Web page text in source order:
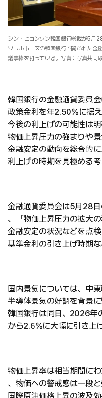
シン・ヒョンソン韓国銀行総裁が5月28
ソウル市中区の韓国銀行で開かれた金
議事棒を打っている。写真：写真共同
韓国銀行の金融通貨委員会
政策金利を年2.50%に据え
今後の利上げの可能性は明
物価上昇圧力の強まりや景
金融安定の動向を総合的に
利上げの時期を見極める考
金融通貨委員会は5月28
、「物価上昇圧力の拡大の
金融安定の状況などを点検
基準金利の引き上げ時期
国内景気については、中
半導体景気の好調を背景
韓国銀行は同日、2026年
から2.6%に大幅に引き上
物価上昇率は相当期間に
、物価への警戒感は一段
国際原油価格上昇の波及